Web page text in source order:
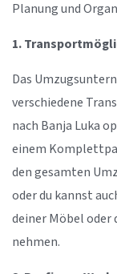
Planung und
1.
Das
verschiedene
nach Banja Luka
einem
den gesamten
oder du kannst
deiner Möbel oder
nehmen.